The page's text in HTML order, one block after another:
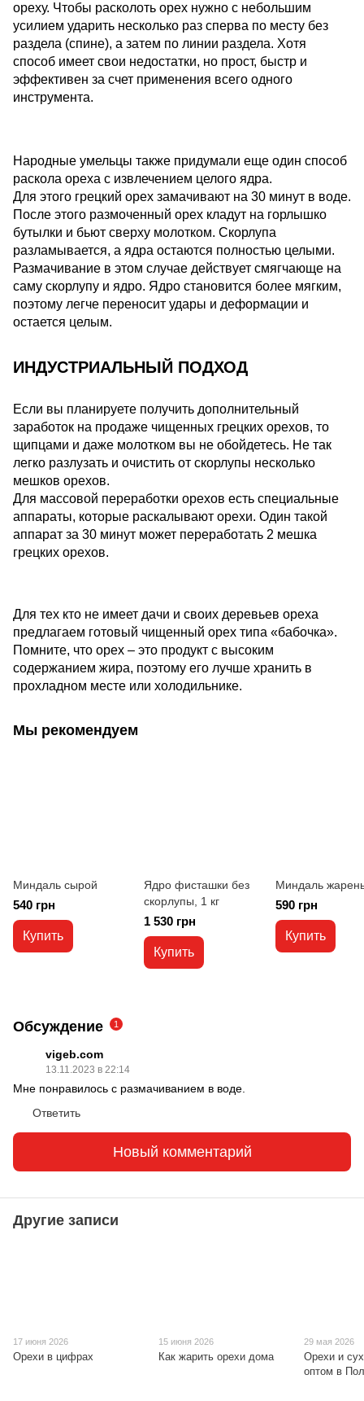
ореху. Чтобы расколоть орех нужно с небольшим
усилием ударить несколько раз сперва по месту без
раздела (спине), а затем по линии раздела. Хотя
способ имеет свои недостатки, но прост, быстр и
эффективен за счет применения всего одного
инструмента.
Народные умельцы также придумали еще один способ
раскола ореха с извлечением целого ядра.
Для этого грецкий орех замачивают на 30 минут в воде.
После этого размоченный орех кладут на горлышко
бутылки и бьют сверху молотком. Скорлупа
разламывается, а ядра остаются полностью целыми.
Размачивание в этом случае действует смягчающе на
саму скорлупу и ядро. Ядро становится более мягким,
поэтому легче переносит удары и деформации и
остается целым.
ИНДУСТРИАЛЬНЫЙ ПОДХОД
Если вы планируете получить дополнительный
заработок на продаже чищенных грецких орехов, то
щипцами и даже молотком вы не обойдетесь. Не так
легко разлузать и очистить от скорлупы несколько
мешков орехов.
Для массовой переработки орехов есть специальные
аппараты, которые раскалывают орехи. Один такой
аппарат за 30 минут может переработать 2 мешка
грецких орехов.
Для тех кто не имеет дачи и своих деревьев ореха
предлагаем готовый чищенный орех типа «бабочка».
Помните, что орех – это продукт с высоким
содержанием жира, поэтому его лучше хранить в
прохладном месте или холодильнике.
Мы рекомендуем
Миндаль сырой
540 грн
Купить
Ядро фисташки без
скорлупы, 1 кг
1 530 грн
Купить
Миндаль
590 грн
Купить
Обсуждение 1
vigeb.com
13.11.2023 в 22:14
Мне понравилось с размачиванием в воде.
Ответить
Новый комментарий
Другие записи
17 июня 2026
Орехи в цифрах
15 июня 2026
Как жарить орехи дома
29 мая 2026
Орехи и
оптом в